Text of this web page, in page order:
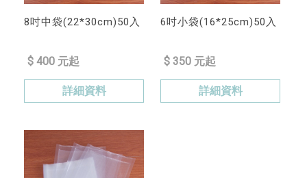
8吋中袋(22*30cm)50入
$ 400 元起
詳細資料
6吋小袋(16*25cm)50入
$ 350 元起
詳細資料